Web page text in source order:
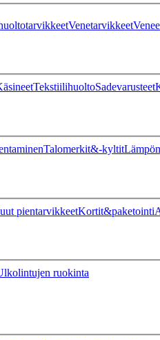
Venetarvikkeet
TekstiilihuoltoSadevarusteet
Talomerkit&-kyltit
pientarvikkeetKortit&paketointi
ruokinta